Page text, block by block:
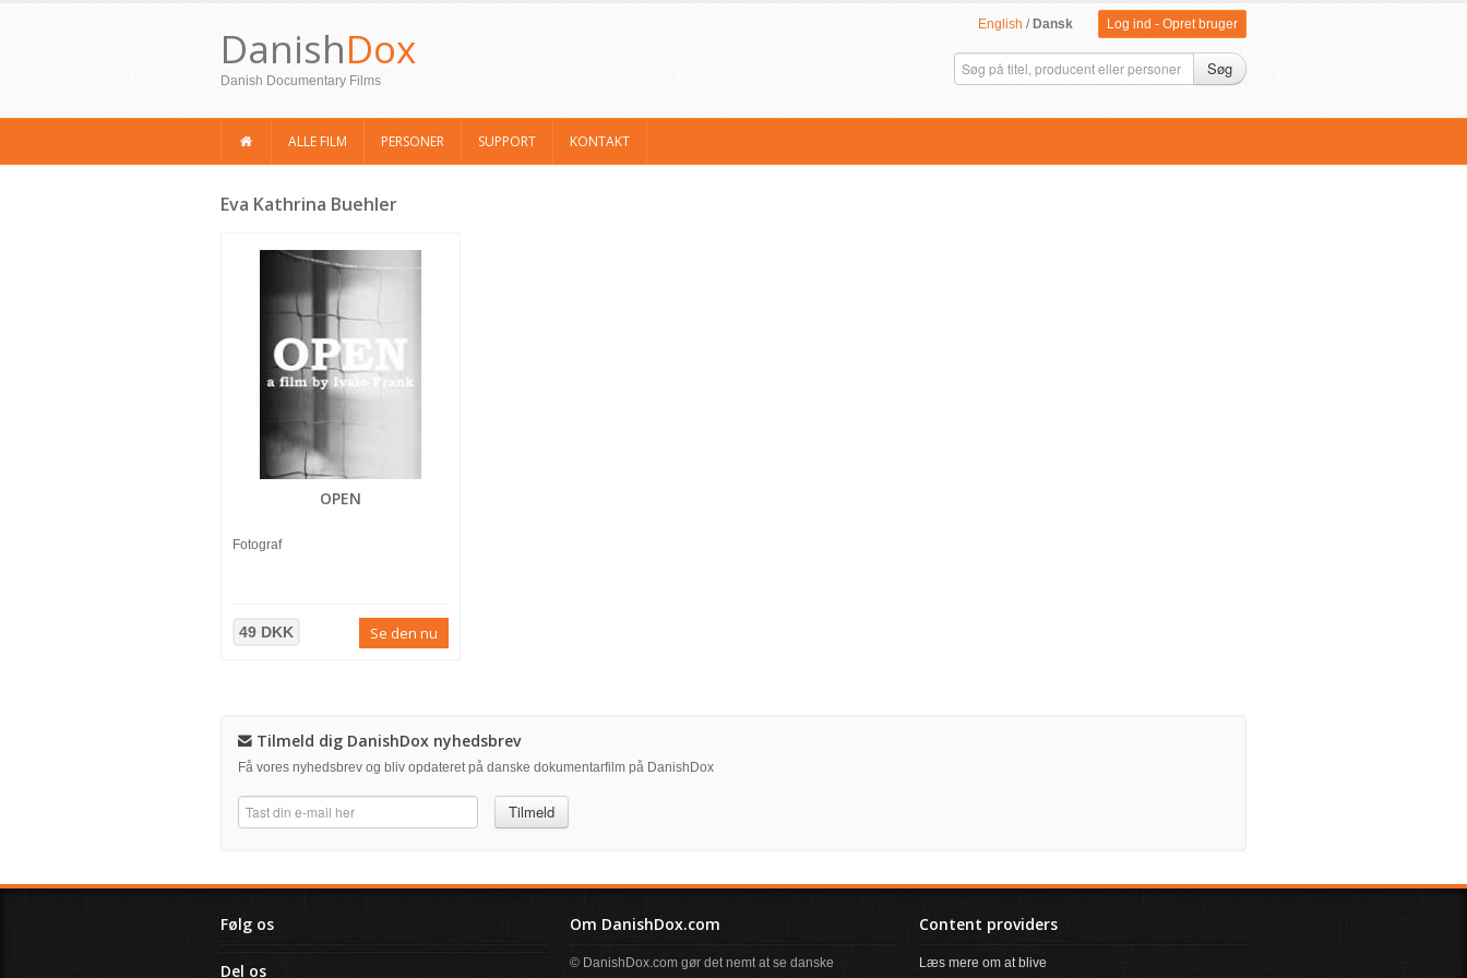
DanishDox
Danish Documentary Films
English / Dansk Log ind - Opret bruger
Søg
ALLE FILM PERSONER SUPPORT KONTAKT
Eva Kathrina Buehler
OPEN
Fotograf
49 DKK Se den nu
Tilmeld dig DanishDox nyhedsbrev
Få vores nyhedsbrev og bliv opdateret på danske dokumentarfilm på DanishDox
Tilmeld
Følg os
Del os
Om DanishDox.com
© DanishDox.com gør det nemt at se danske
Content providers
Læs mere om at blive